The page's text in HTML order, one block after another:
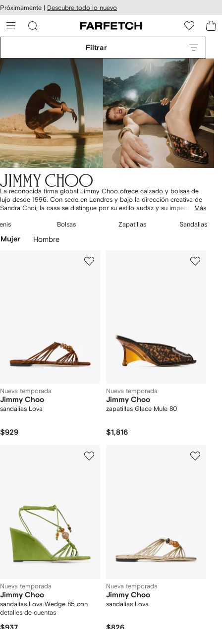
al
Próximamente | Descubre todo lo nuevo
Filtrar
La reconocida firma global Jimmy Choo ofrece calzado y bolsas de
lujo desde 1996. Con sede en Londres y bajo la dirección creativa de
Sandra Choi, la casa se distingue por su estilo audaz y su impecable
con clásicas
zapatillas, flats versátiles y tenis contemporáros. Descubre
Bing.
Más
productos
2
5
Bolsas
3
Zapatillas
4
Sandalias
Mujer Hombre
Nueva temporada
Jimmy Choo
sandalias Lova
$929
Nueva temporada
Jimmy Choo
zapatillas Glace Mule 80
$1,816
Nueva temporada
Jimmy Choo
sandalias Lova Wedge 85 con
detalles de cuentas
Nueva temporada
Jimmy Choo
sandalias Lova